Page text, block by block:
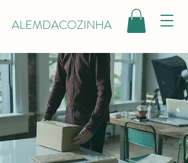
ALEMDACOZINHA